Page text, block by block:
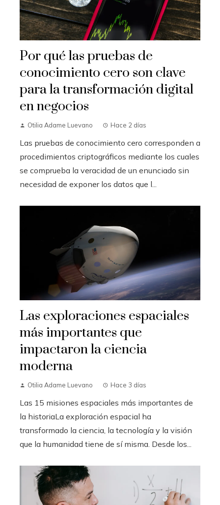
Por qué las pruebas de
conocimiento cero son clave
para la transformación digital
en negocios
Otilia Adame Luevano Hace 2 días
Las pruebas de conocimiento cero corresponden a
procedimientos criptográficos mediante los cuales
se comprueba la veracidad de un enunciado sin
necesidad de exponer los datos que l...
Las exploraciones espaciales
más importantes que
impactaron la ciencia
moderna
Otilia Adame Luevano Hace 3 días
Las 15 misiones espaciales más importantes de
la historiaLa exploración espacial ha
transformado la ciencia, la tecnología y la visión
que la humanidad tiene de sí misma. Desde los...